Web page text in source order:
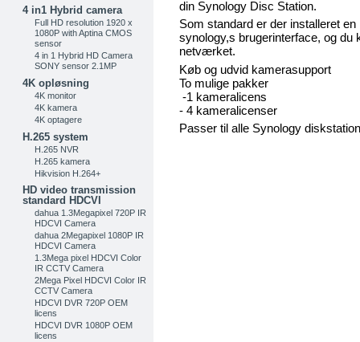
4 in1 Hybrid camera
Full HD resolution 1920 x
1080P with Aptina CMOS
sensor
4 in 1 Hybrid HD Camera
SONY sensor 2.1MP
4K opløsning
4K monitor
4K kamera
4K optagere
H.265 system
H.265 NVR
H.265 kamera
Hikvision H.264+
HD video transmission
standard HDCVI
dahua 1.3Megapixel 720P IR
HDCVI Camera
dahua 2Megapixel 1080P IR
HDCVI Camera
1.3Mega pixel HDCVI Color
IR CCTV Camera
2Mega Pixel HDCVI Color IR
CCTV Camera
HDCVI DVR 720P OEM
licens
HDCVI DVR 1080P OEM
licens
din Synology Disc Station.
Som standard er der installeret
synology,s brugerinterface, og du
netværket.
Køb og udvid kamerasupport
To mulige pakker
-1 kameralicens
- 4 kameralicenser
Passer til alle Synology